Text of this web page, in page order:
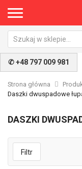
✆ +48 797 009 981
Strona główna
Daszki dwuspadowe
DASZKI
Filtr